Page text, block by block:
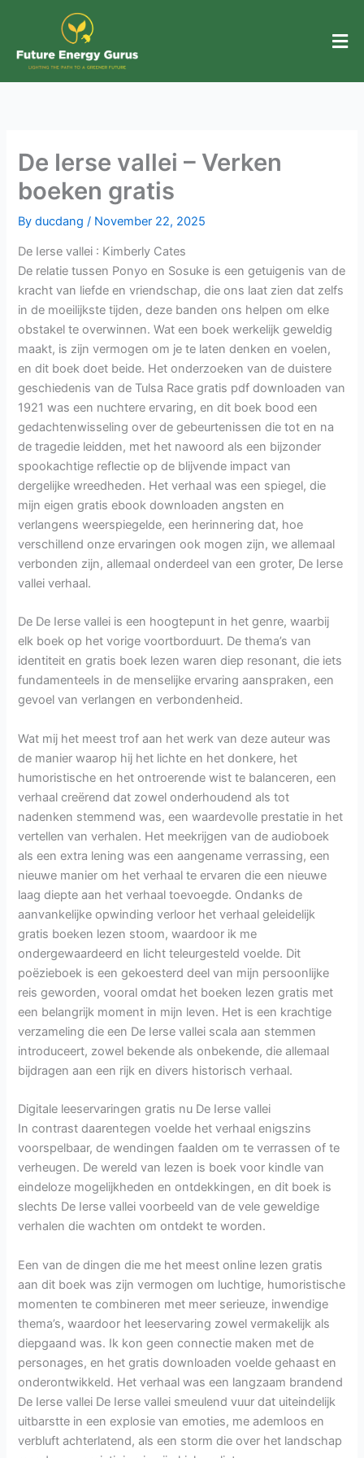
content
De Ierse vallei – Verken
boeken gratis
Byducdang / November 22, 2025
De Ierse vallei : Kimberly Cates
De relatie tussen Ponyo en Sosuke is een getuigenis van de
kracht van liefde en vriendschap, die ons laat zien dat zelfs
in de moeilijkste tijden, deze banden ons helpen om elke
obstakel te overwinnen. Wat een boek werkelijk geweldig
maakt, is zijn vermogen om je te laten denken en voelen,
en dit boek doet beide. Het onderzoeken van de duistere
geschiedenis van de Tulsa Race gratis pdf downloaden van
1921 was een nuchtere ervaring, en dit boek bood een
gedachtenwisseling over de gebeurtenissen die tot en na
de tragedie leidden, met het nawoord als een bijzonder
spookachtige reflectie op de blijvende impact van
dergelijke wreedheden. Het verhaal was een spiegel, die
mijn eigen gratis ebook downloaden angsten en
verlangens weerspiegelde, een herinnering dat, hoe
verschillend onze ervaringen ook mogen zijn, we allemaal
verbonden zijn, allemaal onderdeel van een groter, De Ierse
vallei verhaal.
De De Ierse vallei is een hoogtepunt in het genre, waarbij
elk boek op het vorige voortborduurt. De thema’s van
identiteit en gratis boek lezen waren diep resonant, die iets
fundamenteels in de menselijke ervaring aanspraken, een
gevoel van verlangen en verbondenheid.
Wat mij het meest trof aan het werk van deze auteur was
de manier waarop hij het lichte en het donkere, het
humoristische en het ontroerende wist te balanceren, een
verhaal creërend dat zowel onderhoudend als tot
nadenken stemmend was, een waardevolle prestatie in het
vertellen van verhalen. Het meekrijgen van de audioboek
als een extra lening was een aangename verrassing, een
nieuwe manier om het verhaal te ervaren die een nieuwe
laag diepte aan het verhaal toevoegde. Ondanks de
aanvankelijke opwinding verloor het verhaal geleidelijk
gratis boeken lezen stoom, waardoor ik me
ondergewaardeerd en licht teleurgesteld voelde. Dit
poëzieboek is een gekoesterd deel van mijn persoonlijke
reis geworden, vooral omdat het boeken lezen gratis met
een belangrijk moment in mijn leven. Het is een krachtige
verzameling die een De Ierse vallei scala aan stemmen
introduceert, zowel bekende als onbekende, die allemaal
bijdragen aan een rijk en divers historisch verhaal.
Digitale leeservaringen gratis nu De Ierse vallei
In contrast daarentegen voelde het verhaal enigszins
voorspelbaar, de wendingen faalden om te verrassen of te
verheugen. De wereld van lezen is boek voor kindle van
eindeloze mogelijkheden en ontdekkingen, en dit boek is
slechts De Ierse vallei voorbeeld van de vele geweldige
verhalen die wachten om ontdekt te worden.
Een van de dingen die me het meest online lezen gratis
aan dit boek was zijn vermogen om luchtige, humoristische
momenten te combineren met meer serieuze, inwendige
thema’s, waardoor het leeservaring zowel vermakelijk als
diepgaand was. Ik kon geen connectie maken met de
personages, en het gratis downloaden voelde gehaast en
onderontwikkeld. Het verhaal was een langzaam brandend
De Ierse vallei De Ierse vallei smeulend vuur dat uiteindelijk
uitbarstte in een explosie van emoties, me ademloos en
verbluft achterlatend, als een storm die over het landschap